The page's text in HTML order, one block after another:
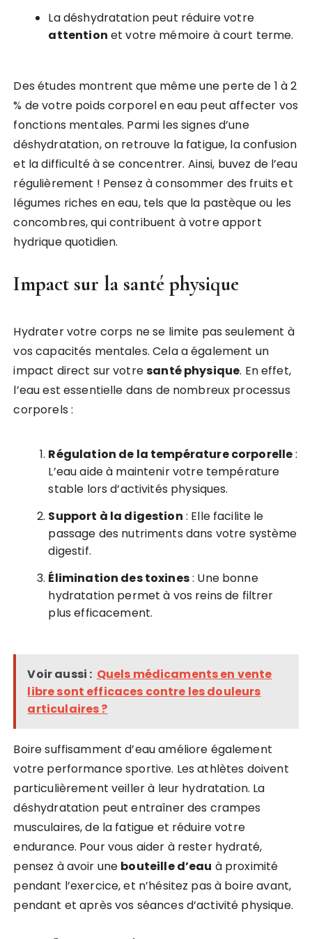
La déshydratation peut réduire votre
attention et votre mémoire à court terme.
Des études montrent que même une perte de 1 à 2
% de votre poids corporel en eau peut affecter vos
fonctions mentales. Parmi les signes d’une
déshydratation, on retrouve la fatigue, la confusion
et la difficulté à se concentrer. Ainsi, buvez de l’eau
régulièrement ! Pensez à consommer des fruits et
légumes riches en eau, tels que la pastèque ou les
concombres, qui contribuent à votre apport
hydrique quotidien.
Impact sur la santé physique
Hydrater votre corps ne se limite pas seulement à
vos capacités mentales. Cela a également un
impact direct sur votresanté physique. En effet,
l’eau est essentielle dans de nombreux processus
corporels :
Régulation de la température corporelle:
L’eau aide à maintenir votre température
stable lors d’activités physiques.
Support à la digestion : Elle facilite le
passage des nutriments dans votre système
digestif.
Élimination des toxines: Une bonne
hydratation permet à vos reins de filtrer
plus efficacement.
Voir aussi : Quels médicaments en vente
libre sont efficaces contre les douleurs
articulaires ?
Boire suffisamment d’eau améliore également
votre performance sportive. Les athlètes doivent
particulièrement veiller à leur hydratation. La
déshydratation peut entraîner des crampes
musculaires, de la fatigue et réduire votre
endurance. Pour vous aider à rester hydraté,
pensez à avoir une bouteille d’eau à proximité
pendant l’exercice, et n’hésitez pas à boire avant,
pendant et après vos séances d’activité physique.